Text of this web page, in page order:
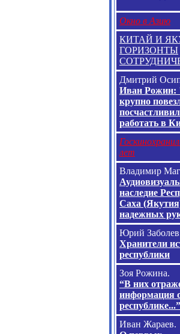
Окно в Азию
КИТАЙ И
ГОРИЗОНТЫ
Дмитрий
Иван
крупно
работать в
лет
Владимир
наследие
Саха
надежных
Юрий
Хранители
республики
Зоя Рожина.
“В них
информация
республике...”
Иван Жараев.